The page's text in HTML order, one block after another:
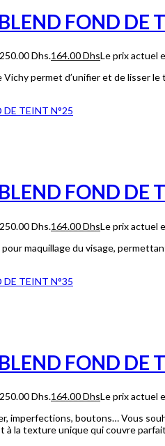
FOND DE
Dhs.164.00DhsLe prix actuel
permet d’unifier et de lisser
FOND DE
Dhs.164.00DhsLe prix actuel
maquillage du visage,
FOND DE
Dhs.164.00DhsLe prix actuel
imperfections, boutons… Vous
à la texture unique qui couvre